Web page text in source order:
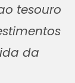
tesouro
da